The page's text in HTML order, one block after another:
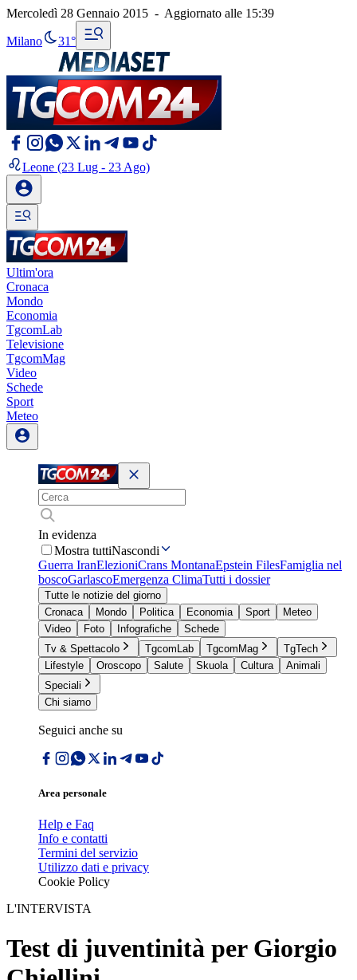
Mercoledì 28 Gennaio 2015 - Aggiornato alle 15:39
Milano 31°
Leone (23 Lug - 23 Ago)
Ultim'ora
Cronaca
Mondo
Economia
TgcomLab
Televisione
TgcomMag
Video
Schede
Sport
Meteo
In evidenza
Mostra tuttiNascondi
Guerra IranElezioniCrans MontanaEpstein FilesFamiglia nel
boscoGarlascoEmergenza ClimaTutti i dossier
Tutte le notizie del giorno
Cronaca
Mondo Politica Economia Sport
Meteo
Video
Foto Infografiche
Schede
Tv & Spettacolo
TgcomLab TgcomMag
TgTech
Lifestyle
Oroscopo Salute Skuola Cultura
Animali
Speciali
Chi siamo
Seguici anche su
Area personale
Help e Faq
Info e contatti
Termini del servizio
Utilizzo dati e privacy
Cookie Policy
L'INTERVISTA
Test di juventinità per Giorgio